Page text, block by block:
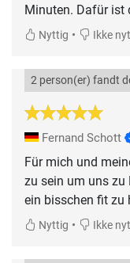
Minuten. Dafür ist
Nyttig • Ikke
2 person(er) fandt
Fernand Schott
Für mich und
zu sein um uns zu
ein bisschen fit zu
Nyttig • Ikke